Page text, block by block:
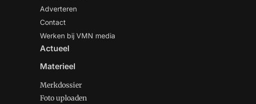
Adverteren
Contact
Werken bij VMN media
Actueel
Materieel
Merkdossier
Foto uploaden